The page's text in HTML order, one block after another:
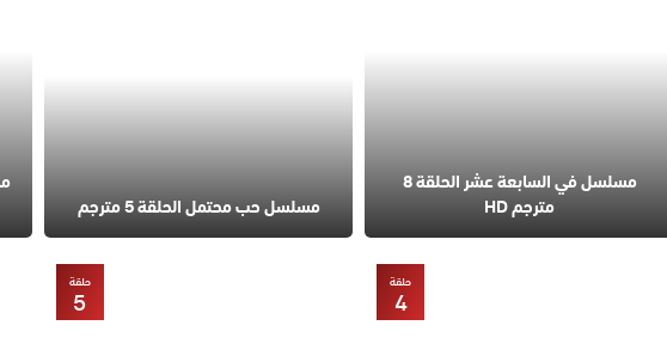
مسلسل في السابعة عشر الحلقة 8
مترجم HD
مسلسل حب محتمل الحلقة 5 مترجم
حلقة
4
حلقة
5